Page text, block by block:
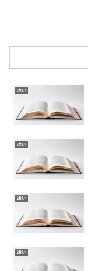
違い
違い
違い
違い